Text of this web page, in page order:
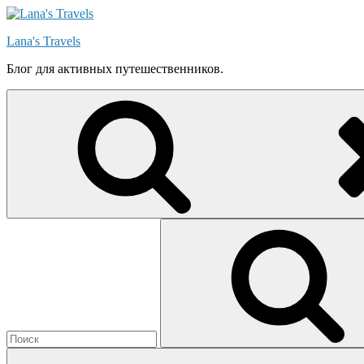
Skip
content
Lana's Travels
Блог для активных путешественников.